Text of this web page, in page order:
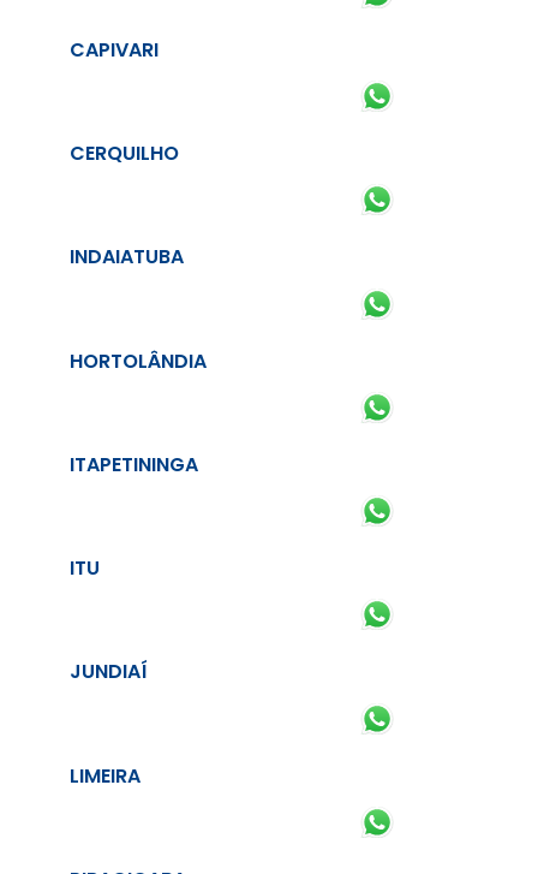
CAPIVARI
CERQUILHO
INDAIATUBA
HORTOLÂNDIA
ITAPETININGA
ITU
JUNDIAÍ
LIMEIRA